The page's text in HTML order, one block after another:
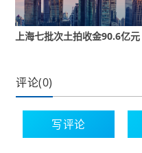
中海云邸玖章项目在售
就是其大本营。
的总价竞得该地块，成
在夺得这幅地块后，保
上海七批次土拍收金90.6亿元
评论(0)
写评论